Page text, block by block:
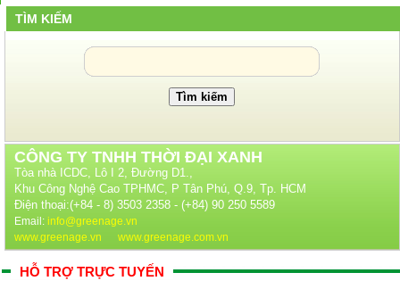
TÌM KIẾM
CÔNG TY TNHH THỜI ĐẠI XANH
Tòa nhà ICDC, Lô I 2, Đường D1.,
Khu Công Nghệ Cao TPHMC, P Tân Phú, Q.9, Tp. HCM
Điện thoại:(+84 - 8) 3503 2358 - (+84) 90 250 5589
Email: info@greenage.vn
www.greenage.vn
www.greenage.com.vn
HỖ TRỢ TRỰC TUYẾN